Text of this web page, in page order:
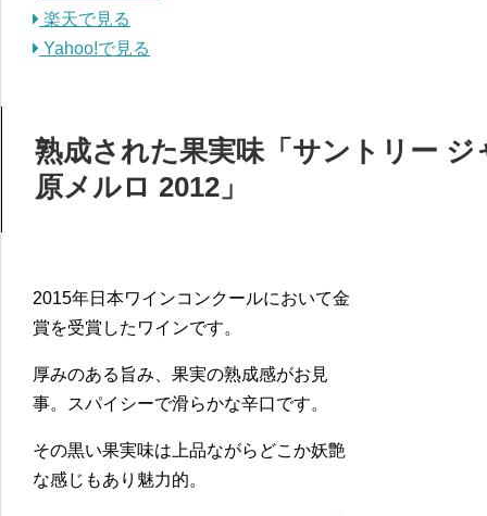
楽天で見る
Yahoo!で見る
熟成された果実味「サントリー
原メルロ 2012」
2015年日本ワインコンクールにおいて金
賞を受賞したワインです。
厚みのある旨み、果実の熟成感がお見
事。スパイシーで滑らかな辛口です。
その黒い果実味は上品ながらどこか妖艶
な感じもあり魅力的。